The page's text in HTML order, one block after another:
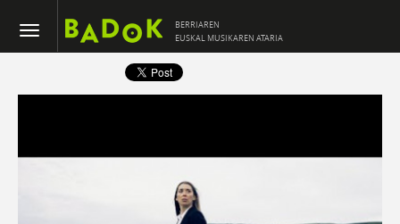
BERRIAREN
EUSKAL MUSIKAREN ATARIA